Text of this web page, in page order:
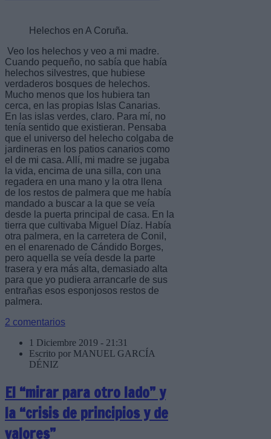
Helechos en A Coruña.
Veo los helechos y veo a mi madre.
Cuando pequeño, no sabía que había
helechos silvestres, que hubiese
verdaderos bosques de helechos.
Mucho menos que los hubiera tan
cerca, en las propias Islas Canarias.
En las islas verdes, claro. Para mí, no
tenía sentido que existieran. Pensaba
que el universo del helecho colgaba de
jardineras en los patios canarios como
el de mi casa. Allí, mi madre se jugaba
la vida, encima de una silla, con una
regadera en una mano y la otra llena
de los restos de palmera que me había
mandado a buscar a la que se veía
desde la puerta principal de casa. En la
tierra que cultivaba Miguel Díaz. Había
otra palmera, en la carretera de Conil,
en el enarenado de Cándido Borges,
pero aquella se veía desde la parte
trasera y era más alta, demasiado alta
para que yo pudiera arrancarle de sus
entrañas esos esponjosos restos de
palmera.
2 comentarios
1 Diciembre 2019 - 21:31
Escrito por MANUEL GARCÍA
DÉNIZ
El “mirar para otro lado” y
la “crisis de principios y de
valores”